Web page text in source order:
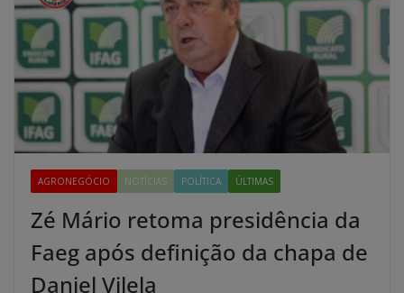
AGRONEGÓCIO NOTÍCIAS POLÍTICA ÚLTIMAS
Zé Mário retoma presidência da
Faeg após definição da chapa de
Daniel Vilela